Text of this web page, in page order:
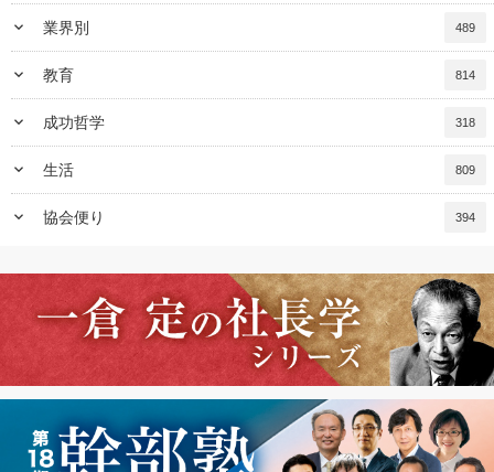
keyboard_arrow_down 業界別 489
keyboard_arrow_down 教育 814
keyboard_arrow_down 成功哲学 318
keyboard_arrow_down 生活 809
keyboard_arrow_down 協会便り 394